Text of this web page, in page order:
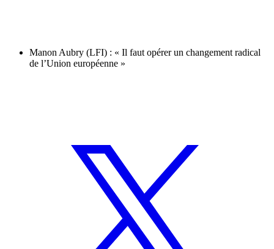
Manon Aubry (LFI) : « Il faut opérer un changement radical
de l’Union européenne »